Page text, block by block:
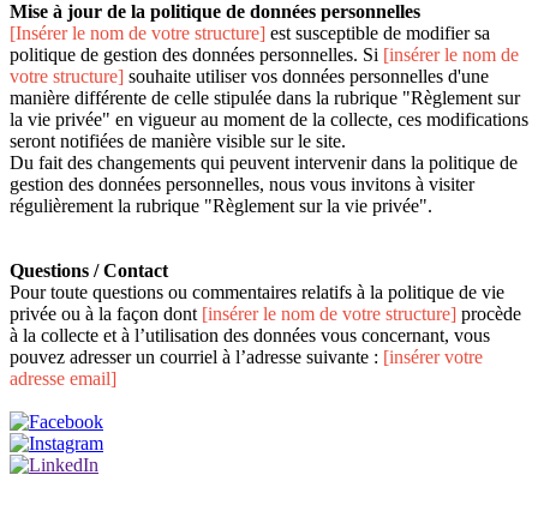
Mise à jour de la politique de données personnelles
[Insérer le nom de votre structure] est susceptible de modifier sa
politique de gestion des données personnelles. Si [insérer le nom de
votre structure] souhaite utiliser vos données personnelles d'une
manière différente de celle stipulée dans la rubrique "Règlement sur
la vie privée" en vigueur au moment de la collecte, ces modifications
seront notifiées de manière visible sur le site.
Du fait des changements qui peuvent intervenir dans la politique de
gestion des données personnelles, nous vous invitons à visiter
régulièrement la rubrique "Règlement sur la vie privée".
Questions / Contact
Pour toute questions ou commentaires relatifs à la politique de vie
privée ou à la façon dont [insérer le nom de votre structure] procède
à la collecte et à l’utilisation des données vous concernant, vous
pouvez adresser un courriel à l’adresse suivante : [insérer votre
adresse email]